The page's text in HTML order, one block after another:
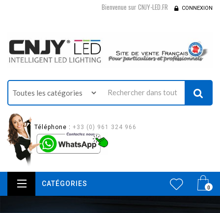
Bienvenue sur CNJY-LED.FR CONNEXION
Téléphone : +33 (0) 961 324 966
0
CATÉGORIES